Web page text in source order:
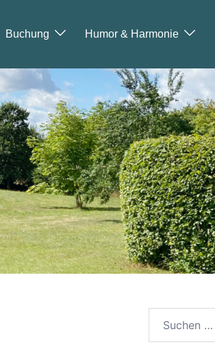
Buchung Humor & Harmonie